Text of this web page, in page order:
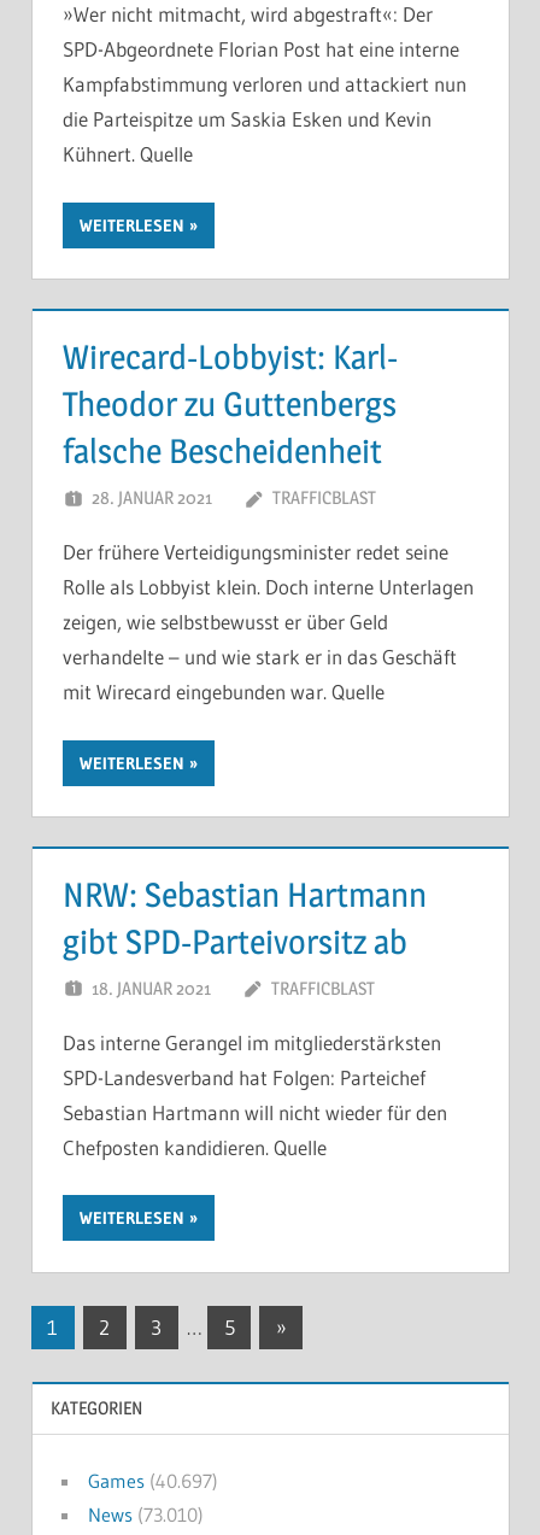
»Wer nicht mitmacht, wird abgestraft«: Der
SPD-Abgeordnete Florian Post hat eine interne
Kampfabstimmung verloren und attackiert nun
die Parteispitze um Saskia Esken und Kevin
Kühnert. Quelle
WEITERLESEN
Wirecard-Lobbyist: Karl-
Theodor zu Guttenbergs
falsche Bescheidenheit
28. JANUAR 2021 TRAFFICBLAST
Der frühere Verteidigungsminister redet seine
Rolle als Lobbyist klein. Doch interne Unterlagen
zeigen, wie selbstbewusst er über Geld
verhandelte – und wie stark er in das Geschäft
mit Wirecard eingebunden war. Quelle
WEITERLESEN
NRW: Sebastian Hartmann
gibt SPD-Parteivorsitz ab
18. JANUAR 2021 TRAFFICBLAST
Das interne Gerangel im mitgliederstärksten
SPD-Landesverband hat Folgen: Parteichef
Sebastian Hartmann will nicht wieder für den
Chefposten kandidieren. Quelle
WEITERLESEN
Seitennummerierung
der
Beiträge
1 2 3 … 5
Nächste
»
KATEGORIEN
Games(40.697)
News(73.010)